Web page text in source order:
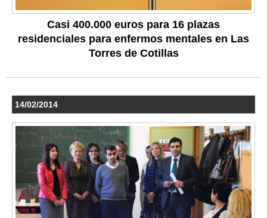
Casi 400.000 euros para 16 plazas
residenciales para enfermos mentales en Las
Torres de Cotillas
14/02/2014